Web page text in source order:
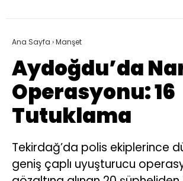
Ana Sayfa ›Manşet
Aydoğdu’da
Operasyonu: 16
Tutuklama
Tekirdağ’da polis ekiplerince
geniş çaplı uyuşturucu